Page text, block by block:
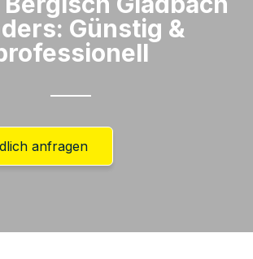
Günstig &
anfragen